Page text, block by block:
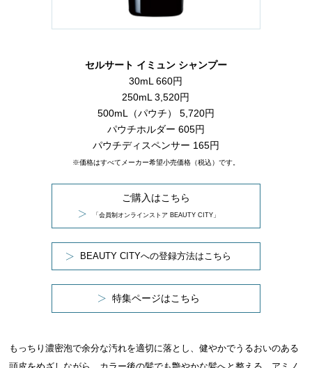
セルサート イミュン シャンプー
30mL 660円
250mL 3,520円
500mL（パウチ） 5,720円
パウチホルダー 605円
パウチディスペンサー 165円
※価格はすべてメーカー希望小売価格（税込）です。
ご購入はこちら
「会員制オンラインストア BEAUTY CITY」
BEAUTY CITYへの登録方法はこちら
特集ページはこちら
もっちり濃密泡で余分な汚れを適切に落とし、健やかでうるおいのある